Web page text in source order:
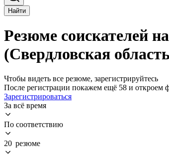
Найти
Резюме соискателей
(Свердловская
Чтобы видеть все резюме, зарегистрируйтесь
После регистрации покажем ещё 58 и откроем
Зарегистрироваться
За всё время
По соответствию
20 резюме